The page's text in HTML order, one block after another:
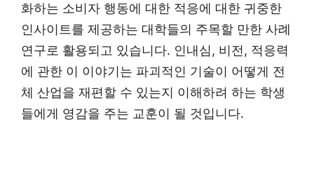
화하는 소비자 행동에 대한 적응에 대한 귀중한
인사이트를 제공하는 대학들의 주목할 만한 사례
연구로 활용되고 있습니다. 인내심, 비전, 적응력
에 관한 이 이야기는 파괴적인 기술이 어떻게 전
체 산업을 재편할 수 있는지 이해하려 하는 학생
들에게 영감을 주는 교훈이 될 것입니다.